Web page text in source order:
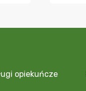
opiekuńcze